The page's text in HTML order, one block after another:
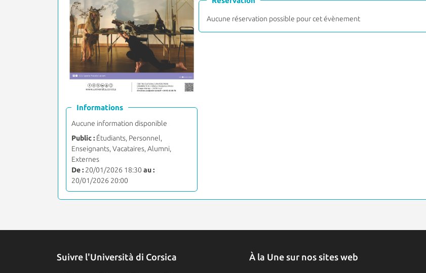
Informations
Aucune information disponible
Public : Étudiants, Personnel,
Enseignants, Vacataires, Alumni,
Externes
De : 20/01/2026 18:30 au :
20/01/2026 20:00
Aucune réservation possible pour cet évènement
Suivre l'Università di Corsica À la Une sur nos sites web